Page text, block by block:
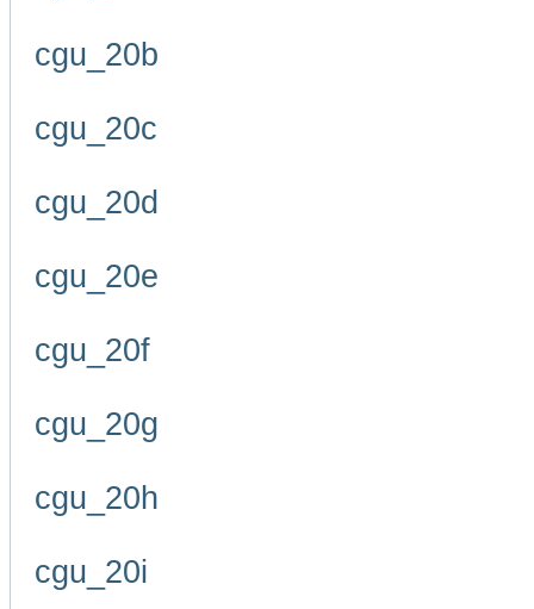
cgu_20b
cgu_20c
cgu_20d
cgu_20e
cgu_20f
cgu_20g
cgu_20h
cgu_20i